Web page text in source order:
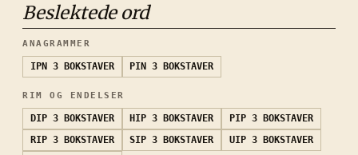
Beslektede ord
ANAGRAMMER
IPN 3 BOKSTAVER PIN 3 BOKSTAVER
RIM OG ENDELSER
DIP 3 BOKSTAVER HIP 3 BOKSTAVER PIP 3 BOKSTAVER
RIP 3 BOKSTAVER SIP 3 BOKSTAVER UIP 3 BOKSTAVER